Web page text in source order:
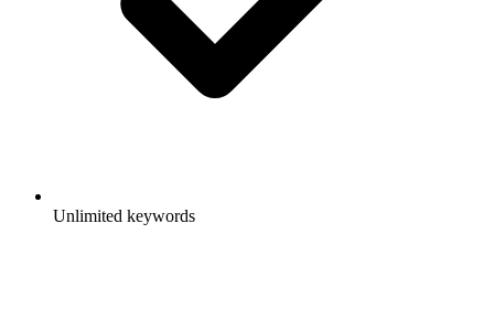
Unlimited keywords